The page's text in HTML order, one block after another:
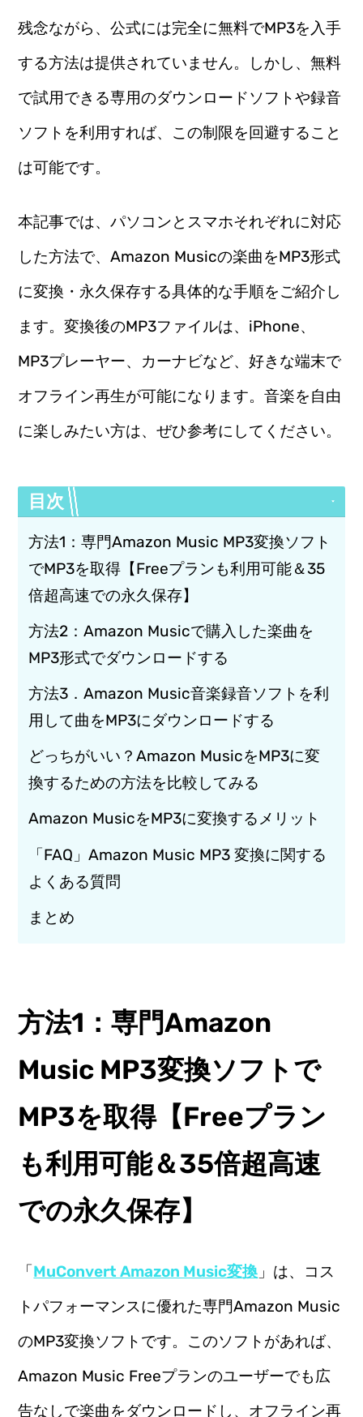
残念ながら、公式には完全に無料でMP3を入手
する方法は提供されていません。しかし、無料
で試用できる専用のダウンロードソフトや録音
ソフトを利用すれば、この制限を回避すること
は可能です。
本記事では、パソコンとスマホそれぞれに対応
した方法で、Amazon Musicの楽曲をMP3形式
に変換・永久保存する具体的な手順をご紹介し
ます。変換後のMP3ファイルは、iPhone、
MP3プレーヤー、カーナビなど、好きな端末で
オフライン再生が可能になります。音楽を自由
に楽しみたい方は、ぜひ参考にしてください。
目次
方法1：専門Amazon Music MP3変換ソフト
でMP3を取得【Freeプランも利用可能＆35
倍超高速での永久保存】
方法2：Amazon Musicで購入した楽曲を
MP3形式でダウンロードする
方法3．Amazon Music音楽録音ソフトを利
用して曲をMP3にダウンロードする
どっちがいい？Amazon MusicをMP3に変
換するための方法を比較してみる
Amazon MusicをMP3に変換するメリット
「FAQ」Amazon Music MP3 変換に関する
よくある質問
まとめ
方法1：専門Amazon
Music MP3変換ソフトで
MP3を取得【Freeプラン
も利用可能＆35倍超高速
での永久保存】
「MuConvert Amazon Music変換 」は、コス
トパフォーマンスに優れた専門Amazon Music
のMP3変換ソフトです。このソフトがあれば、
Amazon Music Freeプランのユーザーでも広
告なしで楽曲をダウンロードし、オフライン再